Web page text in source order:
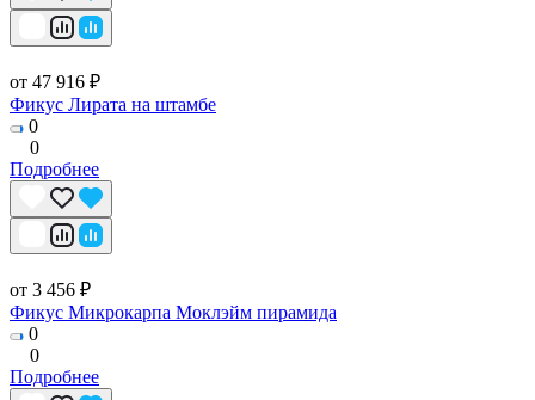
от 47 916 ₽
Фикус Лирата на штамбе
0
0
Подробнее
от 3 456 ₽
Фикус Микрокарпа Моклэйм пирамида
0
0
Подробнее